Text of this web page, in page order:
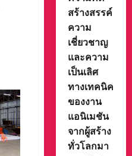
สร้างสรรค์
ความ
เชี่ยวชาญ
และความ
เป็นเลิศ
ทางเทคนิค
ของงาน
แอนิเมชัน
จากผู้สร้าง
ทั่วโลกมา